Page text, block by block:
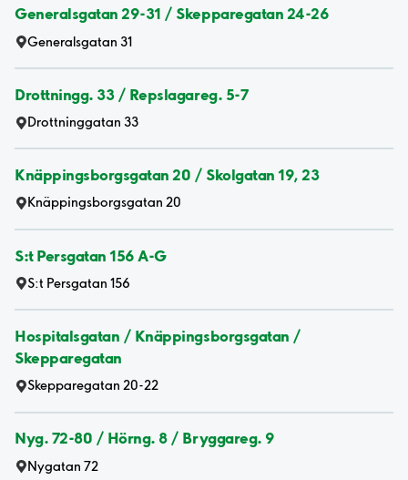
Generalsgatan 29-31 / Skepparegatan 24-26
Generalsgatan 31
Drottningg. 33 / Repslagareg. 5-7
Drottninggatan 33
Knäppingsborgsgatan 20 / Skolgatan 19, 23
Knäppingsborgsgatan 20
S:t Persgatan 156 A-G
S:t Persgatan 156
Hospitalsgatan / Knäppingsborgsgatan /
Skepparegatan
Skepparegatan 20-22
Nyg. 72-80 / Hörng. 8 / Bryggareg. 9
Nygatan 72